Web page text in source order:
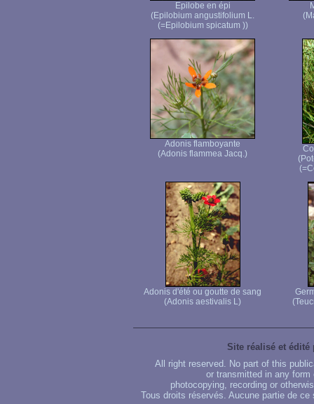
Epilobe en épi
(Epilobium angustifolium L.
(=Epilobium spicatum ))
Adonis flamboyante
(Adonis flammea Jacq.)
Adonis d'été ou goutte de sang
(Adonis aestivalis L)
Site réalisé et édité
All right reserved. No part of this
or transmitted in any
photocopying, recording or
Tous droits réservés. Aucune partie de